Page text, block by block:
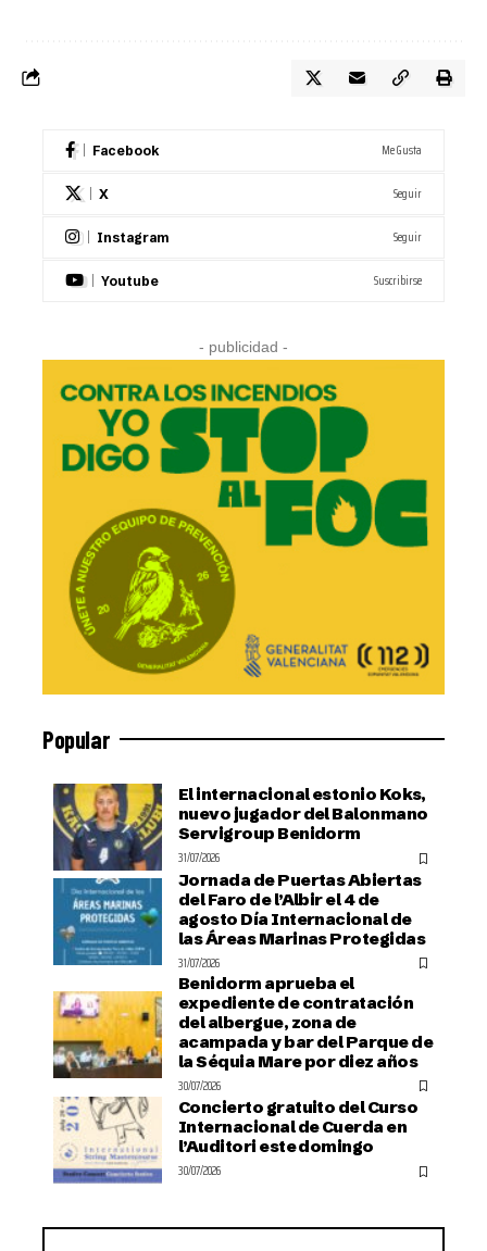
Facebook Me Gusta
X Seguir
Instagram Seguir
Youtube Suscribirse
- publicidad -
Popular
El internacional estonio Koks,
nuevo jugador del Balonmano
Servigroup Benidorm
31/07/2026
Jornada de Puertas Abiertas
del Faro de l’Albir el 4 de
agosto Día Internacional de
las Áreas Marinas Protegidas
31/07/2026
Benidorm aprueba el
expediente de contratación
del albergue, zona de
acampada y bar del Parque de
la Séquia Mare por diez años
30/07/2026
Concierto gratuito del Curso
Internacional de Cuerda en
l’Auditori este domingo
30/07/2026